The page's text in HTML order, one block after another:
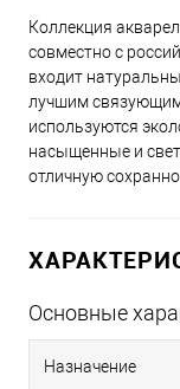
Коллекция
совместно с
входит
лучшим
используются
насыщенные и
отличную
Основные
Назначение